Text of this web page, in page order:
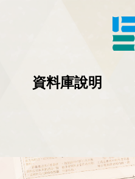
資料庫說明